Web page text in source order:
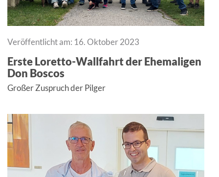
Veröffentlicht am: 16. Oktober 2023
Erste Loretto-Wallfahrt der Ehemaligen
Don Boscos
Großer Zuspruch der Pilger